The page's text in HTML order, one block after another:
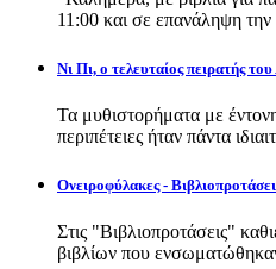
11:00 και σε επανάληψη
Νι Πι, ο τελευταίος πειρατής
Τα μυθιστορήματα με
περιπέτειες ήταν πάντα
Ονειροφύλακες -
Στις "Βιβλιοπροτάσεις"
βιβλίων που